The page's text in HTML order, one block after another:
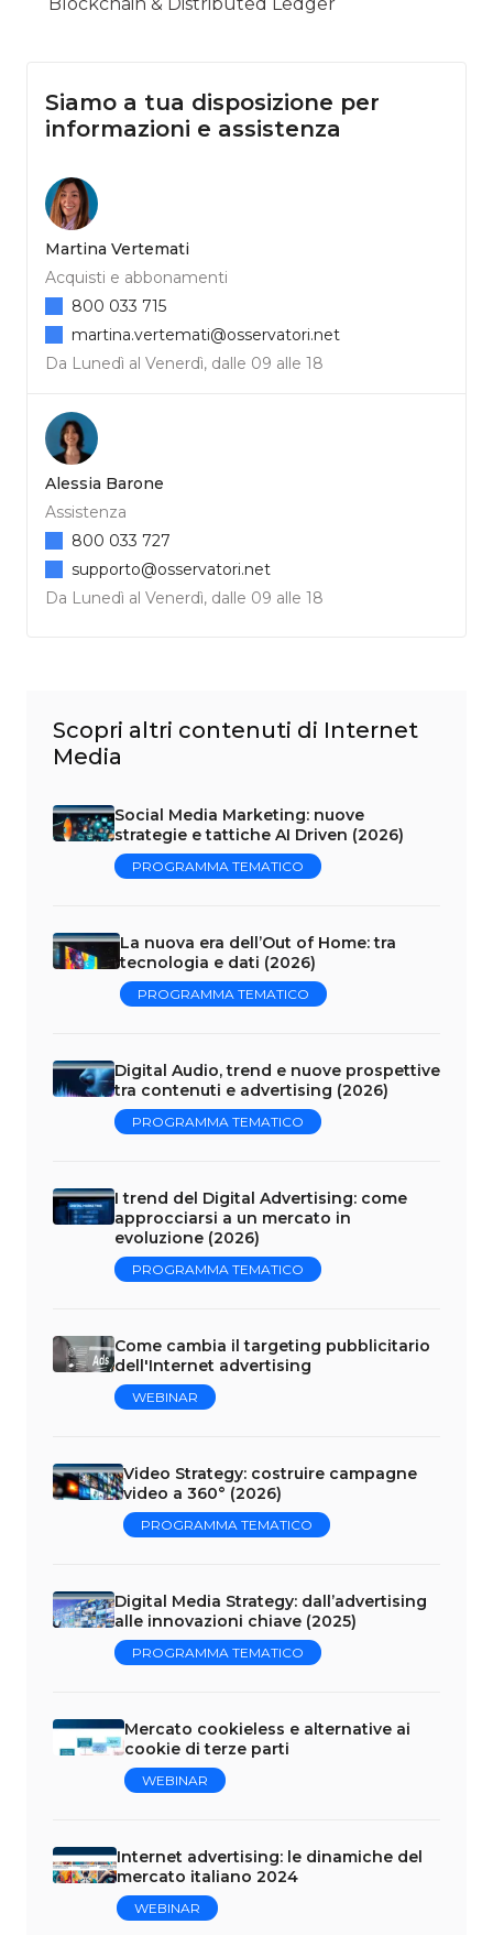
Siamo a tua disposizione per
informazioni e assistenza
Martina Vertemati
Acquisti e abbonamenti
Da Lunedì al Venerdì, dalle 09 alle 18
800 033 715
martina.vertemati@osservatori.net
Alessia Barone
Assistenza
Da Lunedì al Venerdì, dalle 09 alle 18
800 033 727
supporto@osservatori.net
Scopri altri contenuti di Internet
Media
Social Media Marketing: nuove
strategie e tattiche AI Driven (2026)
PROGRAMMA TEMATICO
La nuova era dell’Out of Home: tra
tecnologia e dati (2026)
PROGRAMMA TEMATICO
Digital Audio, trend e nuove prospettive
tra contenuti e advertising (2026)
PROGRAMMA TEMATICO
I trend del Digital Advertising: come
approcciarsi a un mercato in
evoluzione (2026)
PROGRAMMA TEMATICO
Come cambia il targeting pubblicitario
dell'Internet advertising
WEBINAR
Video Strategy: costruire campagne
video a 360° (2026)
PROGRAMMA TEMATICO
Digital Media Strategy: dall’advertising
alle innovazioni chiave (2025)
PROGRAMMA TEMATICO
Mercato cookieless e alternative ai
cookie di terze parti
WEBINAR
Internet advertising: le dinamiche del
mercato italiano 2024
WEBINAR